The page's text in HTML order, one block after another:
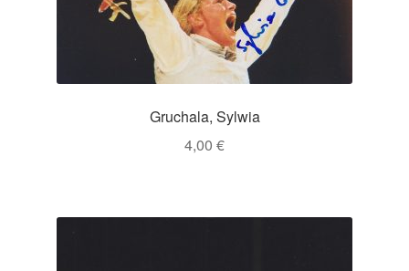
Gruchala, Sylwia
4,00 €